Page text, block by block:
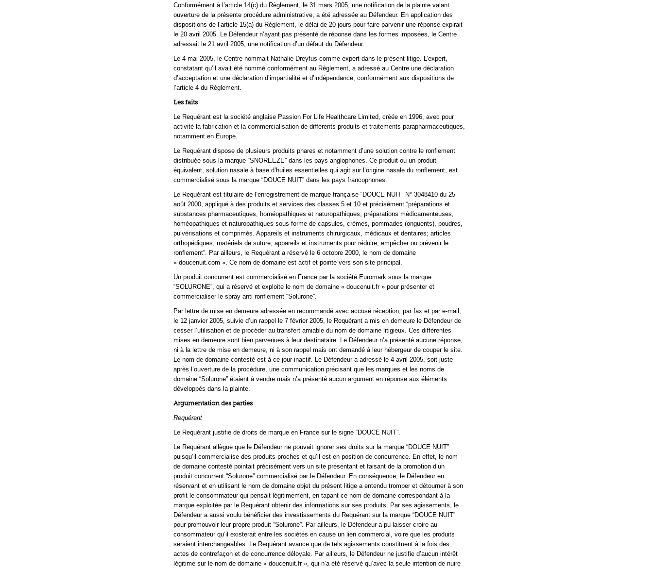
Conformément à l’article 14(c) du Règlement, le 31 mars 2005, une notification de la plainte valant
ouverture de la présente procédure administrative, a été adressée au Défendeur. En application des
dispositions de l’article 15(a) du Règlement, le délai de 20 jours pour faire parvenir une réponse expirait
le 20 avril 2005. Le Défendeur n’ayant pas présenté de réponse dans les formes imposées, le Centre
adressait le 21 avril 2005, une notification d’un défaut du Défendeur.
Le 4 mai 2005, le Centre nommait Nathalie Dreyfus comme expert dans le présent litige. L’expert,
constatant qu’il avait été nommé conformément au Règlement, a adressé au Centre une déclaration
d’acceptation et une déclaration d’impartialité et d’indépendance, conformément aux dispositions de
l’article 4 du Règlement.
Les faits
Le Requérant est la société anglaise Passion For Life Healthcare Limited, créée en 1996, avec pour
activité la fabrication et la commercialisation de différents produits et traitements parapharmaceutiques,
notamment en Europe.
Le Requérant dispose de plusieurs produits phares et notamment d’une solution contre le ronflement
distribuée sous la marque “SNOREEZE” dans les pays anglophones. Ce produit ou un produit
équivalent, solution nasale à base d’huiles essentielles qui agit sur l’origine nasale du ronflement, est
commercialisé sous la marque “DOUCE NUIT” dans les pays francophones.
Le Requérant est titulaire de l’enregistrement de marque française “DOUCE NUIT” N° 3048410 du 25
août 2000, appliqué à des produits et services des classes 5 et 10 et précisément “préparations et
substances pharmaceutiques, homéopathiques et naturopathiques; préparations médicamenteuses,
homéopathiques et naturopathiques sous forme de capsules, crèmes, pommades (onguents), poudres,
pulvérisations et comprimés. Appareils et instruments chirurgicaux, médicaux et dentaires; articles
orthopédiques; matériels de suture; appareils et instruments pour réduire, empêcher ou prévenir le
ronflement”. Par ailleurs, le Requérant a réservé le 6 octobre 2000, le nom de domaine
« doucenuit.com ». Ce nom de domaine est actif et pointe vers son site principal.
Un produit concurrent est commercialisé en France par la société Euromark sous la marque
“SOLURONE”, qui a réservé et exploite le nom de domaine « doucenuit.fr » pour présenter et
commercialiser le spray anti ronflement “Solurone”.
Par lettre de mise en demeure adressée en recommandé avec accusé réception, par fax et par e-mail,
le 12 janvier 2005, suivie d’un rappel le 7 février 2005, le Requérant a mis en demeure le Défendeur de
cesser l’utilisation et de procéder au transfert amiable du nom de domaine litigieux. Ces différentes
mises en demeure sont bien parvenues à leur destinataire. Le Défendeur n’a présenté aucune réponse,
ni à la lettre de mise en demeure, ni à son rappel mais ont demandé à leur hébergeur de couper le site.
Le nom de domaine contesté est à ce jour inactif. Le Défendeur a adressé le 4 avril 2005, soit juste
après l’ouverture de la procédure, une communication précisant que les marques et les noms de
domaine “Solurone” étaient à vendre mais n’a présenté aucun argument en réponse aux éléments
développés dans la plainte.
Argumentation des parties
Requérant
Le Requérant justifie de droits de marque en France sur le signe “DOUCE NUIT”.
Le Requérant allègue que le Défendeur ne pouvait ignorer ses droits sur la marque “DOUCE NUIT”
puisqu’il commercialise des produits proches et qu’il est en position de concurrence. En effet, le nom
de domaine contesté pointait précisément vers un site présentant et faisant de la promotion d’un
produit concurrent “Solurone” commercialisé par le Défendeur. En conséquence, le Défendeur en
réservant et en utilisant le nom de domaine objet du présent litige a entendu tromper et détourner à son
profit le consommateur qui pensait légitimement, en tapant ce nom de domaine correspondant à la
marque exploitée par le Requérant obtenir des informations sur ses produits. Par ses agissements, le
Défendeur a aussi voulu bénéficier des investissements du Requérant sur la marque “DOUCE NUIT”
pour promouvoir leur propre produit “Solurone”. Par ailleurs, le Défendeur a pu laisser croire au
consommateur qu’il existerait entre les sociétés en cause un lien commercial, voire que les produits
seraient interchangeables. Le Requérant avance que de tels agissements constituent à la fois des
actes de contrefaçon et de concurrence déloyale. Par ailleurs, le Défendeur ne justifie d’aucun intérêt
légitime sur le nom de domaine « doucenuit.fr », qui n’a été réservé qu’avec la seule intention de nuire